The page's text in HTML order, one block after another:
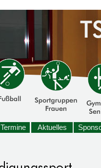
Termine Aktuelles